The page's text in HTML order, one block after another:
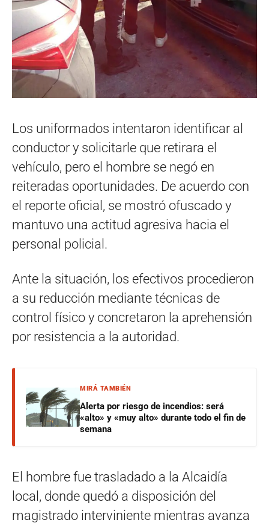
Los uniformados intentaron identificar al
conductor y solicitarle que retirara el
vehículo, pero el hombre se negó en
reiteradas oportunidades. De acuerdo con
el reporte oficial, se mostró ofuscado y
mantuvo una actitud agresiva hacia el
personal policial.
Ante la situación, los efectivos procedieron
a su reducción mediante técnicas de
control físico y concretaron la aprehensión
por resistencia a la autoridad.
MIRÁ TAMBIÉN
Alerta por riesgo de incendios: será
«alto» y «muy alto» durante todo el fin de
semana
El hombre fue trasladado a la Alcaidía
local, donde quedó a disposición del
magistrado interviniente mientras avanza